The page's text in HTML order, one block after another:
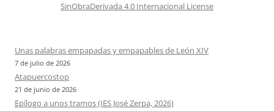
SinObraDerivada 4.0 Internacional License
Unas palabras empapadas y empapables de León XIV
7 de julio de 2026
Atapuercostop
21 de junio de 2026
Epílogo a unos tramos (IES José Zerpa, 2026)